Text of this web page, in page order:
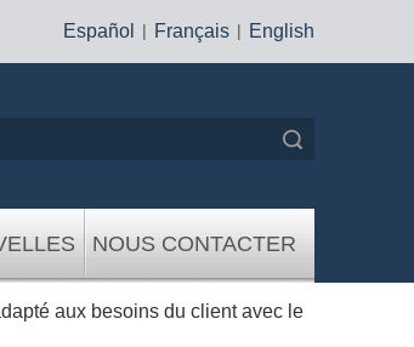
Español | Français | English
NOUS CONTACTER
aux besoins du client avec le